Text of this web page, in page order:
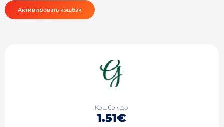
Активировать кэшбэк
Кэшбэк до
1.51€